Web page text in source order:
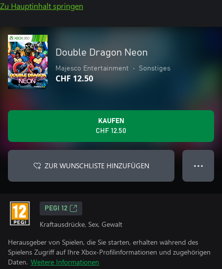
Zu Hauptinhalt springen
Double Dragon Neon
Majesco Entertainment • Sonstiges
CHF 12.50
KAUFEN
CHF 12.50
ZUR WUNSCHLISTE HINZUFÜGEN ● ● ●
PEGI 12
Kraftausdrücke, Sex, Gewalt
Herausgeber von Spielen, die Sie starten, erhalten während des
Spielens Zugriff auf Ihre Xbox-Profilinformationen und zugehörigen
Daten. Weitere Informationen